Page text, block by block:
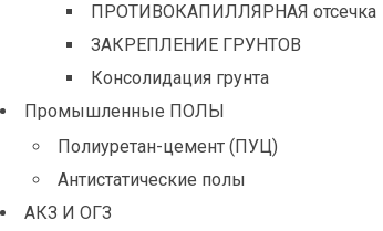
ПРОТИВОКАПИЛЛЯРНАЯ отсечка
ЗАКРЕПЛЕНИЕ ГРУНТОВ
Консолидация грунта
Промышленные ПОЛЫ
Полиуретан-цемент (ПУЦ)
Антистатические полы
АКЗ И ОГЗ